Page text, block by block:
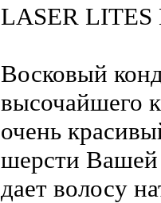
LASER LITES
Восковый
высочайшего
очень
шерсти Вашей
дает волосу